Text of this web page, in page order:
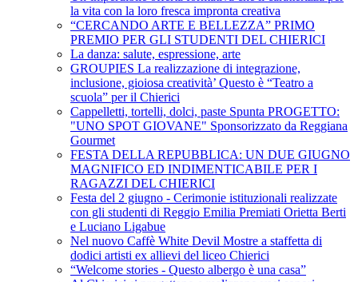
la vita con la loro fresca impronta creativa
“CERCANDO ARTE E BELLEZZA” PRIMO
PREMIO PER GLI STUDENTI DEL CHIERICI
La danza: salute, espressione, arte
GROUPIES La realizzazione di integrazione,
inclusione, gioiosa creatività’ Questo è “Teatro a
scuola” per il Chierici
Cappelletti, tortelli, dolci, paste Spunta PROGETTO:
"UNO SPOT GIOVANE" Sponsorizzato da Reggiana
Gourmet
FESTA DELLA REPUBBLICA: UN DUE GIUGNO
MAGNIFICO ED INDIMENTICABILE PER I
RAGAZZI DEL CHIERICI
Festa del 2 giugno - Cerimonie istituzionali realizzate
con gli studenti di Reggio Emilia Premiati Orietta Berti
e Luciano Ligabue
Nel nuovo Caffè White Devil Mostre a staffetta di
dodici artisti ex allievi del liceo Chierici
“Welcome stories - Questo albergo è una casa”